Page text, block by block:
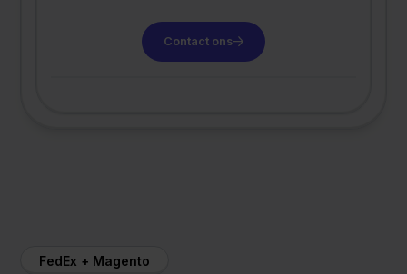
Contact ons
FedEx + Magento